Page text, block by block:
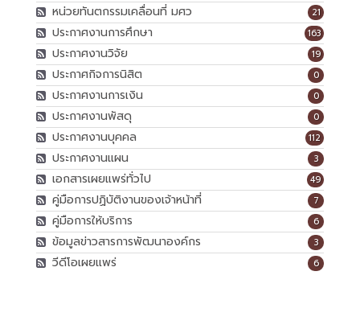
21
หน่วยทันตกรรมเคลื่อนที่ มศว
163
ประกาศงานการศึกษา
19
ประกาศงานวิจัย
0
ประกาศกิจการนิสิต
0
ประกาศงานการเงิน
0
ประกาศงานพัสดุ
112
ประกาศงานบุคคล
3
ประกาศงานแผน
49
เอกสารเผยแพร่ทั่วไป
7
คู่มือการปฏิบัติงานของเจ้าหน้าที่
6
คู่มือการให้บริการ
3
ข้อมูลข่าวสารการพัฒนาองค์กร
6
วีดีโอเผยแพร่